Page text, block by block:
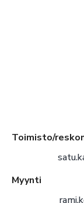
Toimisto/
Myynti